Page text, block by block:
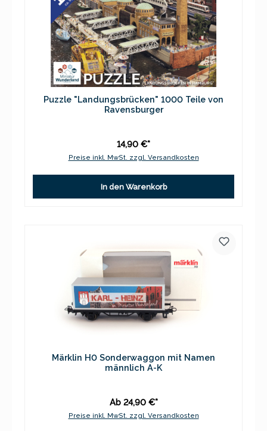
Puzzle "Landungsbrücken" 1000 Teile von
Ravensburger
14,90 €*
Preise inkl. MwSt. zzgl. Versandkosten
In den Warenkorb
Märklin H0 Sonderwaggon mit Namen
männlich A-K
Ab 24,90 €*
Preise inkl. MwSt. zzgl. Versandkosten